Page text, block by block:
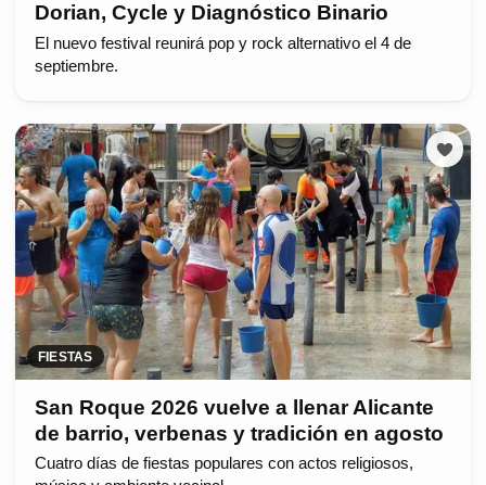
Dorian, Cycle y Diagnóstico Binario
El nuevo festival reunirá pop y rock alternativo el 4 de
septiembre.
FIESTAS
San Roque 2026 vuelve a llenar Alicante
de barrio, verbenas y tradición en agosto
Cuatro días de fiestas populares con actos religiosos,